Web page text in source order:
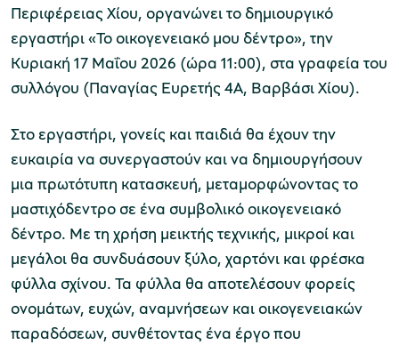
Μουσείο Περιβάλλοντος Στυμφαλίας
Μουσείο Αργυροτεχνίας
ομάδες
προγράμματα
Περιφέρειας Χίου, οργανώνει το δημιουργικό
εργαστήρι «Το οικογενειακό μου δέντρο», την
Κυριακή 17 Μαΐου 2026 (ώρα 11:00), στα γραφεία του
συλλόγου (Παναγίας Ευρετής 4Α, Βαρβάσι Χίου).
Στο εργαστήρι, γονείς και παιδιά θα έχουν την
ευκαιρία να συνεργαστούν και να δημιουργήσουν
μια πρωτότυπη κατασκευή, μεταμορφώνοντας το
μαστιχόδεντρο σε ένα συμβολικό οικογενειακό
δέντρο. Με τη χρήση μεικτής τεχνικής, μικροί και
μεγάλοι θα συνδυάσουν ξύλο, χαρτόνι και φρέσκα
φύλλα σχίνου. Τα φύλλα θα αποτελέσουν φορείς
ονομάτων, ευχών, αναμνήσεων και οικογενειακών
παραδόσεων, συνθέτοντας ένα έργο που